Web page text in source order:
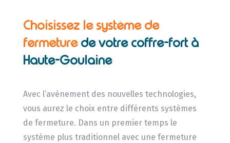
Choisissez le système de
fermeture devotre coffre-fort à
Haute-Goulaine
Avec l’avènement des nouvelles technologies,
vous aurez le choix entre différents systèmes
de fermeture. Dans un premier temps le
système plus traditionnel avec une fermeture